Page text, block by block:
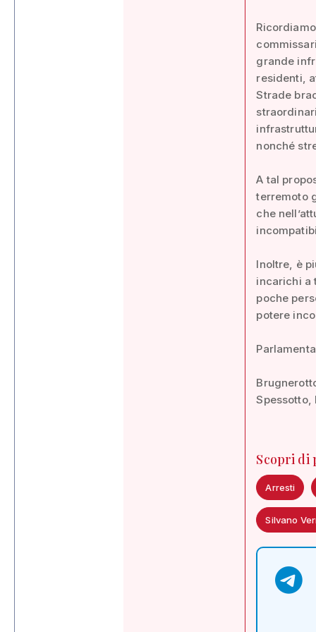
grande
residenti,
Strade
nonché
A tal
terremoto
che
Inoltre, è
incarichi a
poche
potere
Spessotto,
Scopri di
Arresti
Silvano